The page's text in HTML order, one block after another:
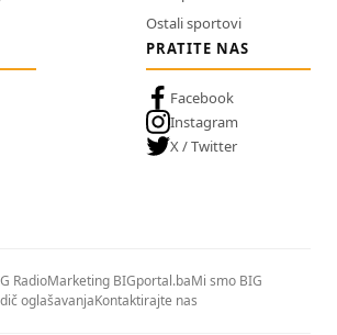
Ostali sportovi
PRATITE NAS
Facebook
Instagram
X / Twitter
RadioMarketing BIGportal.baMi smo BIG
oglašavanjaKontaktirajte nas